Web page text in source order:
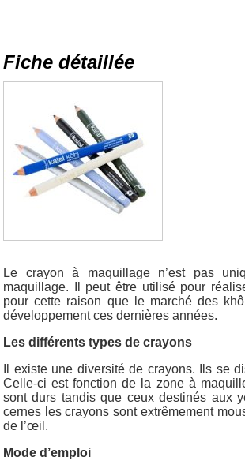
Fiche détaillée
Le crayon à maquillage n’est pas
maquillage. Il peut être utilisé pour
pour cette raison que le marché des
développement ces dernières années.
Les différents types de crayons
Il existe une diversité de crayons. Ils se
Celle-ci est fonction de la zone à
sont durs tandis que ceux destinés aux
cernes les crayons sont extrêmement
de l’œil.
Mode d’emploi